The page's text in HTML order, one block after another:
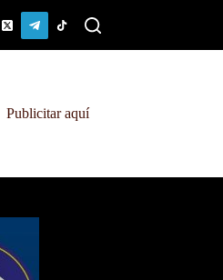
Publicitar aquí